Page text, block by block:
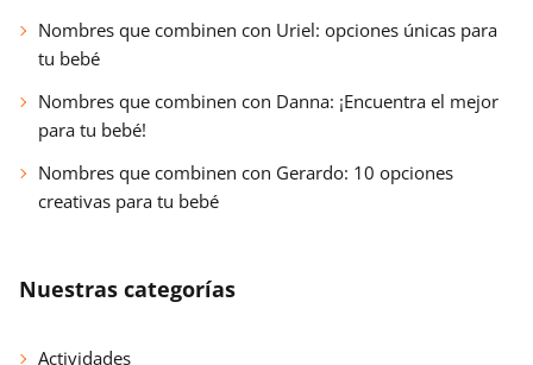
Nombres que combinen con Uriel: opciones únicas para
tu bebé
Nombres que combinen con Danna: ¡Encuentra el mejor
para tu bebé!
Nombres que combinen con Gerardo: 10 opciones
creativas para tu bebé
Nuestras categorías
Actividades